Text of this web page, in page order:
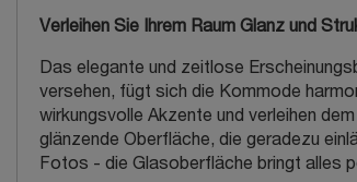
Verleihen Sie Ihrem Raum Glanz und
Das elegante und zeitlose
versehen, fügt sich die Kommode
wirkungsvolle Akzente und verleihen
glänzende Oberfläche, die geradezu
Fotos - die Glasoberfläche bringt alles